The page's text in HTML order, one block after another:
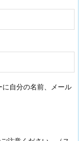
自分の名前、メール